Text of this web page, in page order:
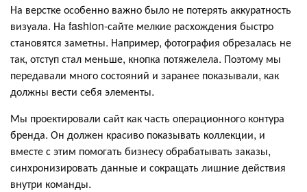
На верстке особенно важно было не потерять аккуратность
визуала. На fashion-сайте мелкие расхождения быстро
становятся заметны. Например, фотография обрезалась не
так, отступ стал меньше, кнопка потяжелела. Поэтому мы
передавали много состояний и заранее показывали, как
должны вести себя элементы.
Мы проектировали сайт как часть операционного контура
бренда. Он должен красиво показывать коллекции, и
вместе с этим помогать бизнесу обрабатывать заказы,
синхронизировать данные и сокращать лишние действия
внутри команды.